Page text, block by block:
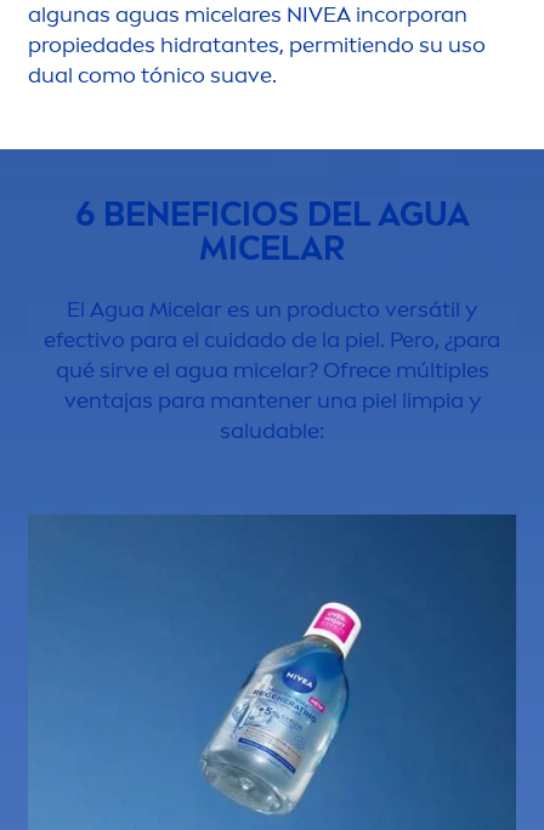
algunas aguas micelares NIVEA incorporan
propiedades hidratantes, permitiendo su uso
dual como tónico suave.
6 BENEFICIOS DEL AGUA
MICELAR
El Agua Micelar es un producto versátil y
efectivo para el cuidado de la piel. Pero, ¿para
qué sirve el agua micelar? Ofrece múltiples
ventajas para mantener una piel limpia y
saludable: